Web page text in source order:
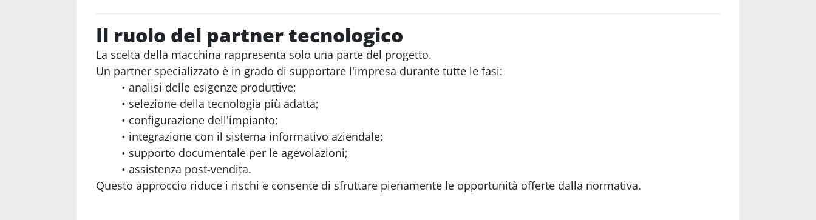
Il ruolo del partner tecnologico
La scelta della macchina rappresenta solo una parte del progetto.
Un partner specializzato è in grado di supportare l'impresa durante tutte le fasi:
analisi delle esigenze produttive;
selezione della tecnologia più adatta;
configurazione dell'impianto;
integrazione con il sistema informativo aziendale;
supporto documentale per le agevolazioni;
assistenza post-vendita.
Questo approccio riduce i rischi e consente di sfruttare pienamente le opportunità offerte dalla normativa.